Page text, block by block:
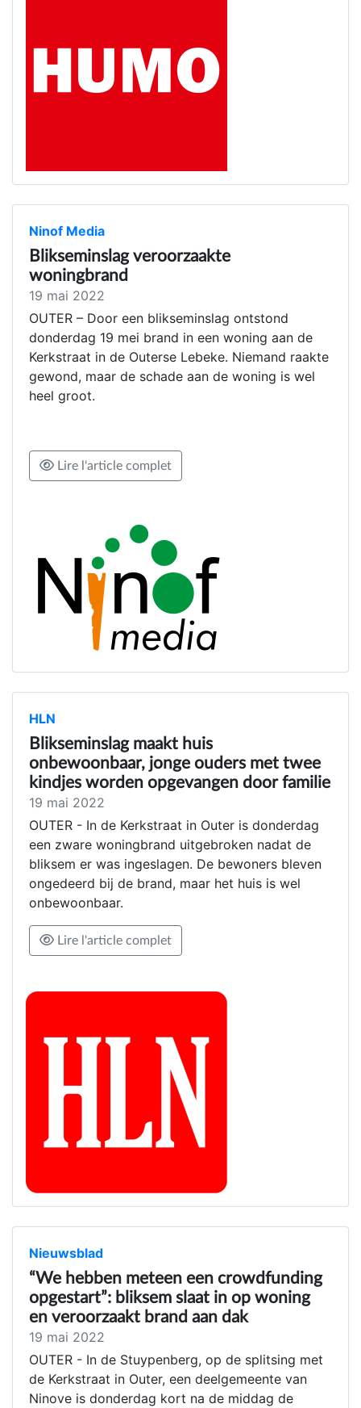
Ninof Media
Blikseminslag veroorzaakte
woningbrand
19 mai 2022
OUTER – Door een blikseminslag ontstond
donderdag 19 mei brand in een woning aan de
Kerkstraat in de Outerse Lebeke. Niemand raakte
gewond, maar de schade aan de woning is wel
heel groot.
Lire l'article complet
HLN
Blikseminslag maakt huis
onbewoonbaar, jonge ouders met twee
kindjes worden opgevangen door familie
19 mai 2022
OUTER - In de Kerkstraat in Outer is donderdag
een zware woningbrand uitgebroken nadat de
bliksem er was ingeslagen. De bewoners bleven
ongedeerd bij de brand, maar het huis is wel
onbewoonbaar.
Lire l'article complet
Nieuwsblad
“We hebben meteen een crowdfunding
opgestart”: bliksem slaat in op woning
en veroorzaakt brand aan dak
19 mai 2022
OUTER - In de Stuypenberg, op de splitsing met
de Kerkstraat in Outer, een deelgemeente van
Ninove is donderdag kort na de middag de